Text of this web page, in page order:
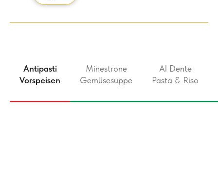
Antipasti
Vorspeisen
Minestrone
Gemüsesuppe
Al Dente
Pasta & Riso